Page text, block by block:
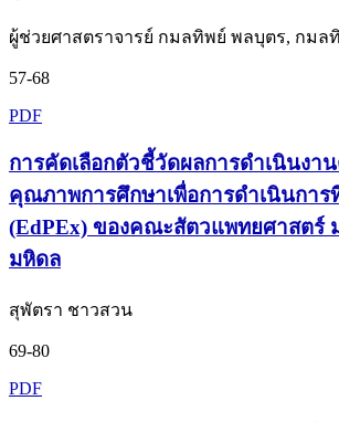
ผู้ช่วยศาสตราจารย์ กมลทิพย์ พลบุตร, กมล
57-68
PDF
การคัดเลือกตัวชี้วัดผลการดำเนินงา
คุณภาพการศึกษาเพื่อการดำเนินการ
(EdPEx) ของคณะสัตวแพทยศาสตร์
มหิดล
สุพัตรา ชาวสวน
69-80
PDF